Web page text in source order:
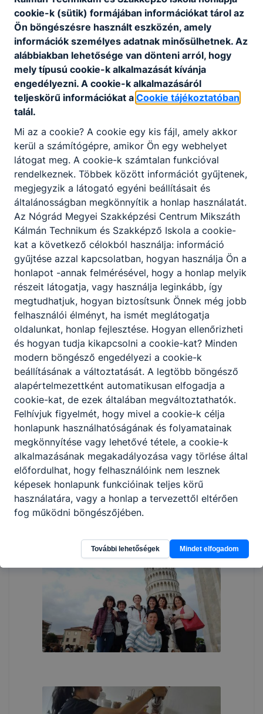
cookie-k (sütik) formájában információkat tárol az
Ön böngészésre használt eszközén, amely
információk személyes adatnak minősülhetnek. Az
alábbiakban lehetősége van dönteni arról, hogy
mely típusú cookie-k alkalmazását kívánja
engedélyezni. A cookie-k alkalmazásáról
teljeskörű információkat a Cookie tájékoztatóban
talál.
Mi az a cookie? A cookie egy kis fájl, amely akkor
kerül a számítógépre, amikor Ön egy webhelyet
látogat meg. A cookie-k számtalan funkcióval
rendelkeznek. Többek között információt gyűjtenek,
megjegyzik a látogató egyéni beállításait és
általánosságban megkönnyítik a honlap használatát.
Az Nógrád Megyei Szakképzési Centrum Mikszáth
Kálmán Technikum és Szakképző Iskola a cookie-
kat a következő célokból használja: információ
gyűjtése azzal kapcsolatban, hogyan használja Ön a
honlapot -annak felmérésével, hogy a honlap melyik
részeit látogatja, vagy használja leginkább, így
megtudhatjuk, hogyan biztosítsunk Önnek még jobb
felhasználói élményt, ha ismét meglátogatja
oldalunkat, honlap fejlesztése. Hogyan ellenőrizheti
és hogyan tudja kikapcsolni a cookie-kat? Minden
modern böngésző engedélyezi a cookie-k
beállításának a változtatását. A legtöbb böngésző
alapértelmezettként automatikusan elfogadja a
cookie-kat, de ezek általában megváltoztathatók.
Felhívjuk figyelmét, hogy mivel a cookie-k célja
honlapunk használhatóságának és folyamatainak
megkönnyítése vagy lehetővé tétele, a cookie-k
alkalmazásának megakadályozása vagy törlése által
előfordulhat, hogy felhasználóink nem lesznek
képesek honlapunk funkcióinak teljes körű
használatára, vagy a honlap a tervezettől eltérően
fog működni böngészőjében.
További lehetőségek Mindet elfogadom